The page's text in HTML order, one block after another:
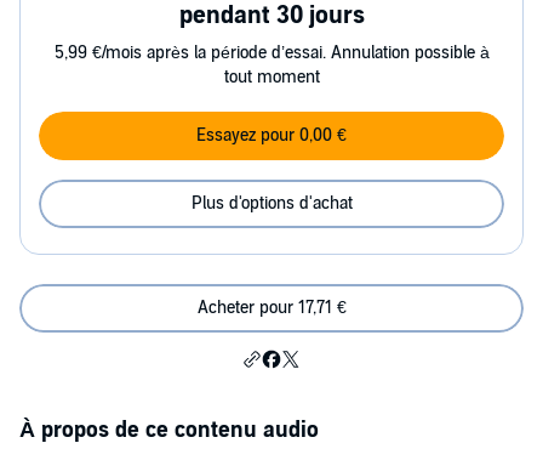
pendant 30 jours
5,99 €/mois après la période d’essai. Annulation possible à
tout moment
Essayez pour 0,00 €
Plus d'options d'achat
Acheter pour 17,71 €
À propos de ce contenu audio